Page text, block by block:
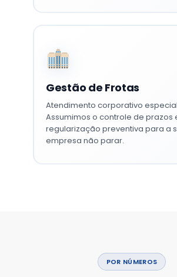
Gestão de Frotas
Atendimento corporativo
Assumimos o controle de prazos
regularização preventiva para a
empresa não parar.
POR NÚMEROS